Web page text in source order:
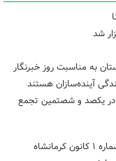
شد
به مناسبت روز خبرنگار
آینده‌سازان هستند
در یکصد و شصتمین تجمع